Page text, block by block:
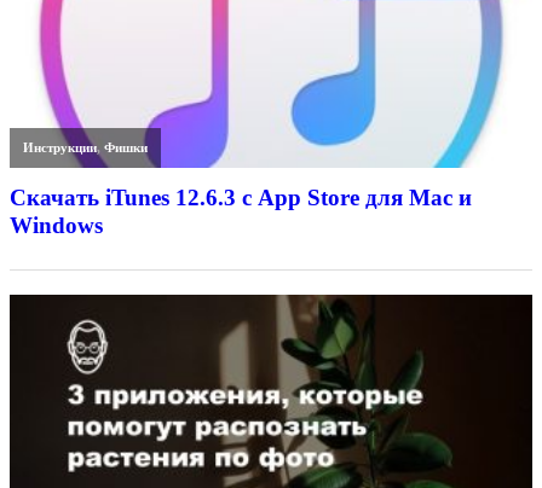
Инструкции,Фишки
Скачать iTunes 12.6.3 с App Store для Mac и
Windows